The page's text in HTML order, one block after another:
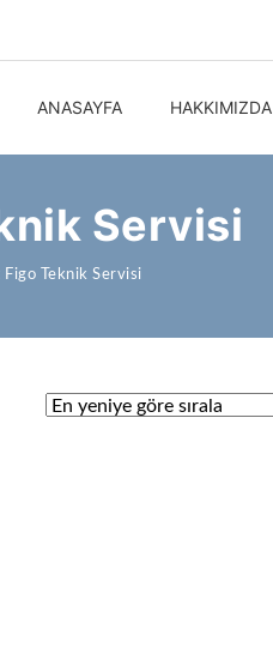
ANASAYFA HAKKIMIZDA
Servisi
Figo Teknik Servisi